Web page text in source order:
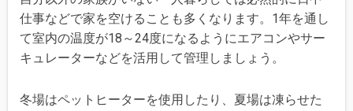
仕事などで家を空けることも多くなります。1年を通し
て室内の温度が18～24度になるようにエアコンやサー
キュレーターなどを活用して管理しましょう。
冬場はペットヒーターを使用したり、夏場は凍らせた